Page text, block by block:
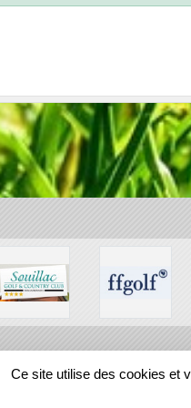
Ce site utilise des cookies et